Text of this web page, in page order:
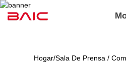
Hogar/Sala De Prensa /